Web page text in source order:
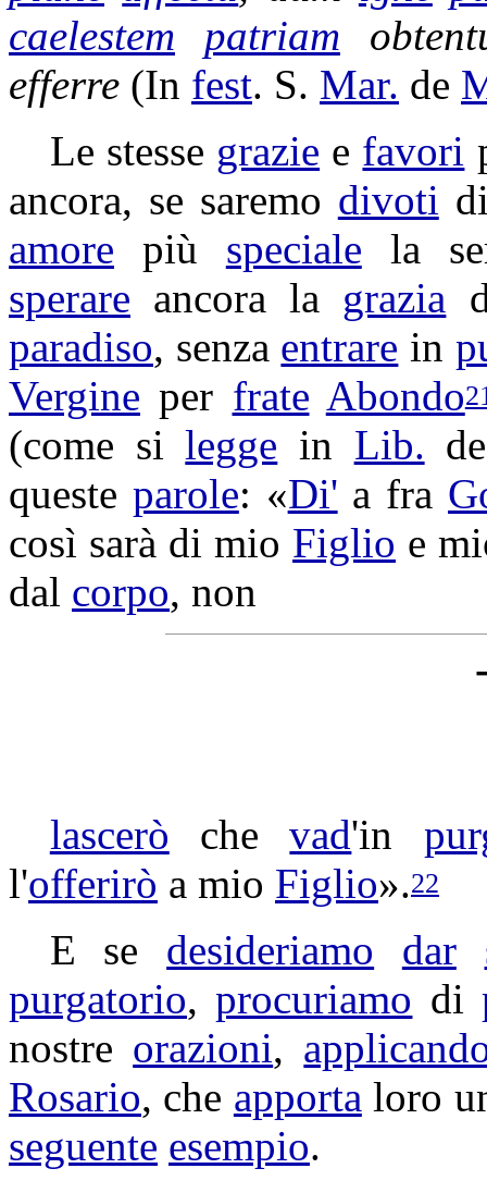
caelestem
patriam
efferre (In fest. S. Mar. de
Le stesse grazie e favori
ancora, se saremo divoti
amore più speciale la
sperare ancora la grazia
paradiso, senza entrare in
Vergine per frate Abondo
(come silegge in Lib.
queste parole: «Di' a fra
così sarà di mio Figlio e
dal corpo, non
lascerò chevad'in
l'offerirò a mio Figlio».22
E se desideriamo dar
purgatorio,procuriamo di
nostre orazioni,
Rosario, che apporta loro
seguente esempio.